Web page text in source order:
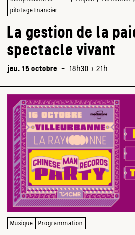
pilotage financier
La gestion de la
spectacle vivant
jeu. 15 octobre - 18h30 > 21h
Musique Programmation